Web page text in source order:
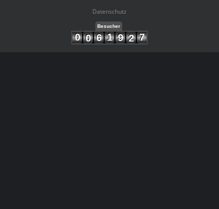
Datenschutz
Besucher
0 0 6 1 9 2 7